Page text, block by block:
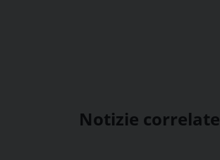
Notizie correlate